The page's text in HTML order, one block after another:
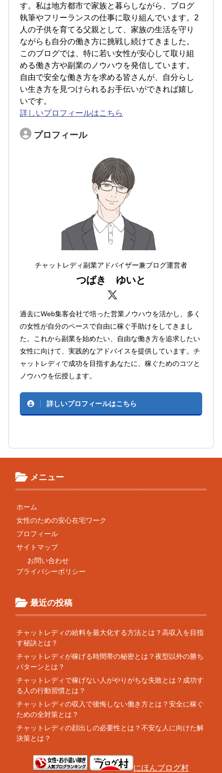
す。私は地方都市で家族と暮らしながら、ブログ
執筆やフリーランスの仕事に取り組んでいます。2
人の子供を育てる父親として、家族の生活を守り
ながらも自分の働き方に挑戦し続けてきました。
このブログでは、特に若い女性が安心して取り組
める働き方や副業のノウハウを発信しています。
自由で安全な働き方を求める皆さんが、自分らし
い生き方を見つけられるお手伝いができれば嬉し
いです。
詳しいプロフィールはこちら
プロフィール
チャットレディ副業アドバイザー兼ブログ運営者
つばき ゆいと
過去にWeb集客会社で培った営業ノウハウを活かし、多く
の女性が自分のペースで自由に稼ぐ手助けをしてきまし
た。これから副業を始めたい、自由な働き方を追求したい
女性に向けて、実践的なアドバイスを提供しています。チ
ャットレディで成功を目指すあなたに、稼ぐためのコツと
ノウハウを伝授します。
詳しいプロフィールはこちら
メニュー
ホーム
女性のための安心在宅ワーク
プロフィール
サイトマップ
お問い合わせ
プライバシーポリシー
最近の投稿
チャットレディの給料を最大化する方法とは？高収入を目指
す秘訣とは？
チャットレディが稼げる時間帯の秘密とは？夜型以外の勝ち
パターンとは？
チャットレディで稼げない人がやりがちな失敗とは？成功す
る人の行動習慣とは？
チャットレディの収入で後悔しない働き方とは？安全に稼ぐ
ための全対策とは？
チャットレディの顔出しの必要性とは？不安な人に向けた解
決策とは？
にほんブログ村